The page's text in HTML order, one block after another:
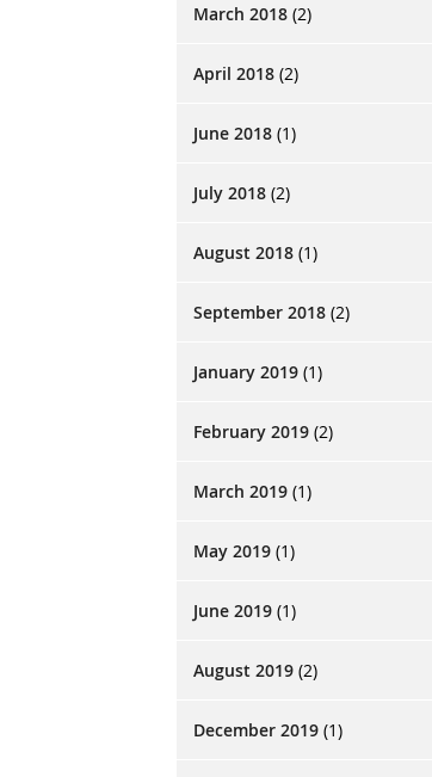
March 2018(2)
April 2018(2)
June 2018(1)
July 2018(2)
August 2018(1)
September 2018(2)
January 2019(1)
February 2019(2)
March 2019(1)
May 2019(1)
June 2019(1)
August 2019(2)
December 2019(1)